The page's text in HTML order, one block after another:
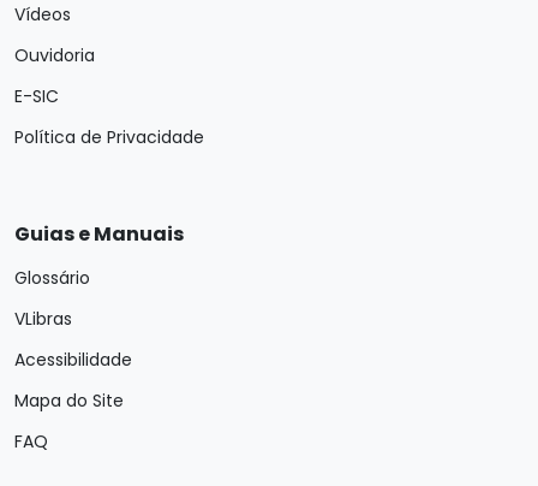
Vídeos
Ouvidoria
E-SIC
Política de Privacidade
Guias e Manuais
Glossário
VLibras
Acessibilidade
Mapa do Site
FAQ